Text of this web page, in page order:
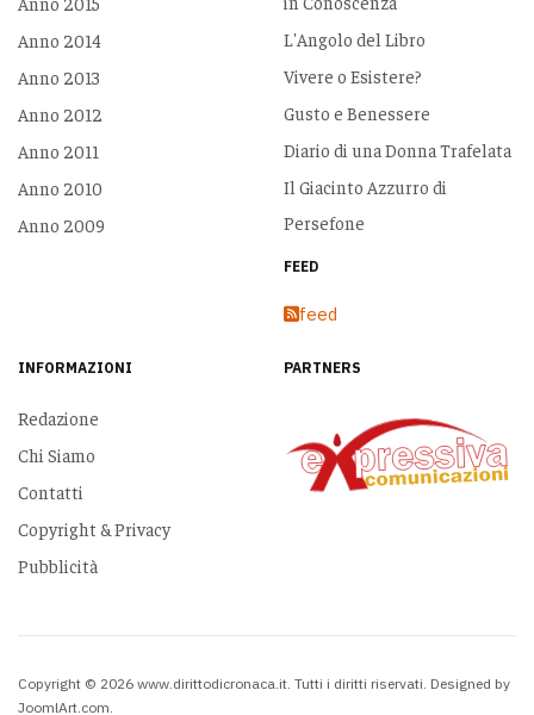
Anno 2014
Anno 2013
Anno 2012
Anno 2011
Anno 2010
Anno 2009
L'Angolo del Libro
Vivere o Esistere?
Gusto e Benessere
Diario di una Donna Trafelata
Il Giacinto Azzurro di
Persefone
FEED
feed
INFORMAZIONI
Redazione
Chi Siamo
Contatti
Copyright & Privacy
Pubblicità
PARTNERS
Copyright © 2026 www.dirittodicronaca.it. Tutti i diritti riservati. Designed by
JoomlArt.com.